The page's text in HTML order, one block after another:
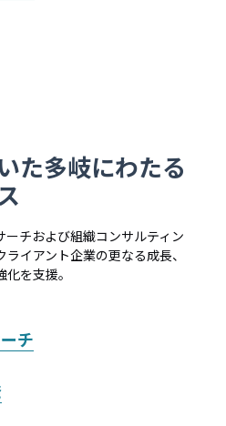
た多岐にわたる
ーチおよび組織コンサルティン
イアント企業の更なる成長、
を支援。
チ